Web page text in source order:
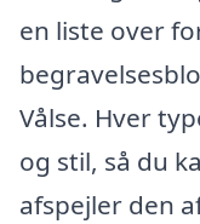
en liste over
Vålse. Hver
og stil, så du
afspejler den